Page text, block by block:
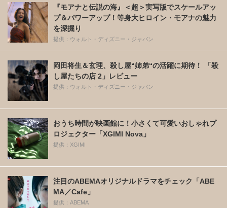
『モアナと伝説の海』＜超＞実写版でスケールアッ
プ＆パワーアップ！等身大ヒロイン・モアナの魅力
を深掘り
提供：ウォルト・ディズニー・ジャパン
岡田将生＆玄理、殺し屋“姉弟“の活躍に期待！ 「殺
し屋たちの店 2」レビュー
提供：ウォルト・ディズニー・ジャパン
おうち時間が映画館に！小さくて可愛いおしゃれプ
ロジェクター「XGIMI Nova」
提供：XGIMI
注目のABEMAオリジナルドラマをチェック「ABE
MA／Cafe」
提供：ABEMA